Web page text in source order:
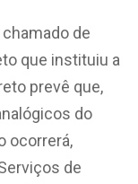
de
que instituiu a
prevê que,
do
ocorrerá,
de